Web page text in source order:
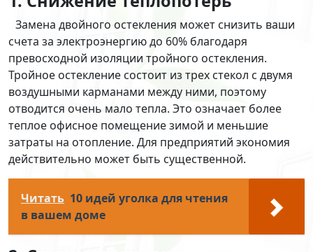
Замена двойного остекления может снизить ваши
счета за электроэнергию до 60% благодаря
превосходной изоляции тройного остекления.
Тройное остекление состоит из трех стекол с двумя
воздушными карманами между ними, поэтому
отводится очень мало тепла. Это означает более
теплое офисное помещение зимой и меньшие
затраты на отопление. Для предприятий экономия
действительно может быть существенной.
Читать 10 идей уголка для чтения
в вашем доме